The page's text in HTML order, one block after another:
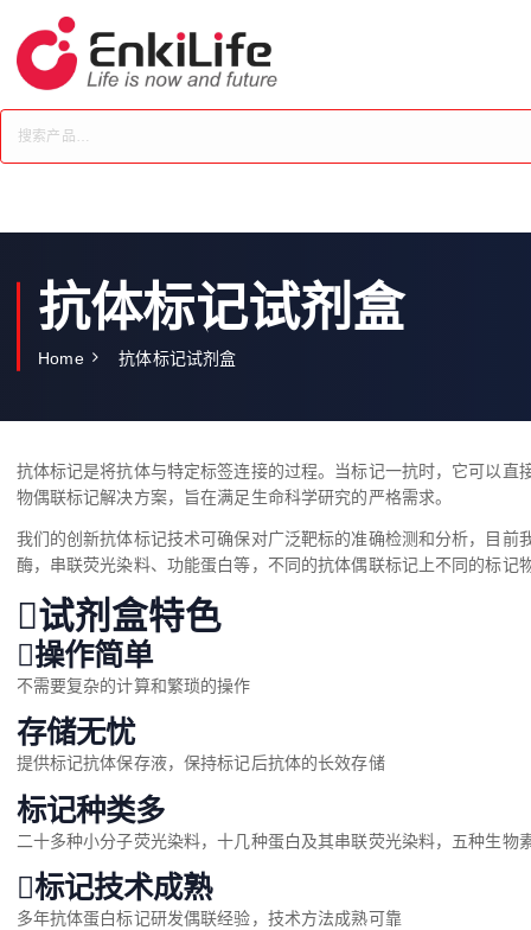
t
c
抗体标记试剂盒
Home 抗体标记试剂盒
抗体标记是将抗体与特定标签连接的过程。当标记一抗时，它可以
物偶联标记解决方案，旨在满足生命科学研究的严格需求。
我们的创新抗体标记技术可确保对广泛靶标的准确检测和分析，目
酶，串联荧光染料、功能蛋白等，不同的抗体偶联标记上不同的标记
试剂盒特色
操作简单
不需要复杂的计算和繁琐的操作
存储无忧
提供标记抗体保存液，保持标记后抗体的长效存储
标记种类多
二十多种小分子荧光染料，十几种蛋白及其串联荧光染料，五种生物
标记技术成熟
多年抗体蛋白标记研发偶联经验，技术方法成熟可靠